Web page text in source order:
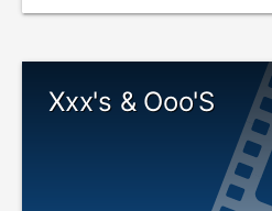
Xxx's & Ooo'S